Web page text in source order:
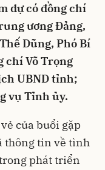
dự có đồng chí
ương Đảng,
Dũng, Phó Bí
chí Võ Trọng
UBND tỉnh;
vụ Tỉnh ủy.
của buổi gặp
thông tin về tình
phát triển